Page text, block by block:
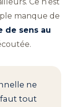
manque de
de sens au
ne
faut tout